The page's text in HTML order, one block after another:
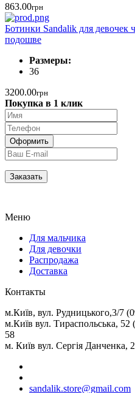
863.00грн
Ботинки Sandalik для девочек
подошве
Размеры:
36
3200.00грн
Покупка в 1 клик
Меню
Для мальчика
Для девочки
Распродажа
Доставка
Контакты
м.Київ, вул. Рудницького,3/7
м.Київ вул. Тираспольська, 52
58
м. Київ вул. Сергія Данченка,
sandalik.store@gmail.com